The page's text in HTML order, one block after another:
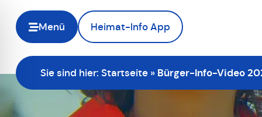
Menü Heimat-Info App
Sie sind hier: Startseite » Bürger-Info-Video